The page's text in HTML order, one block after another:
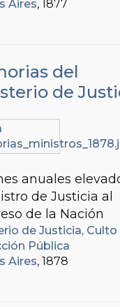
Aires, 1877
del
de
anuales
de Justicia al
de la Nación
de Justicia, Culto
Pública
Aires, 1878